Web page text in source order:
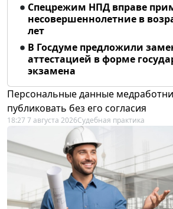
Спецрежим НПД вправе
несовершеннолетние в
лет
В Госдуме предложили
аттестацией в форме
экзамена
Персональные данные
публиковать без его согласия
18:27 7 августа 2026Судебная практика